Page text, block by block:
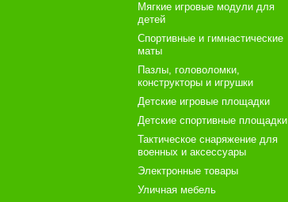
Мягкие игровые модули для
детей
Спортивные и гимнастические
маты
Пазлы, головоломки,
конструкторы и игрушки
Детские игровые площадки
Детские спортивные площадки
Тактическое снаряжение для
военных и аксессуары
Электронные товары
Уличная мебель